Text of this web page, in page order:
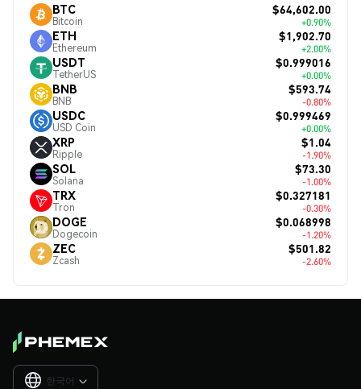
BTC
Bitcoin
$64,602.00
+0.90%
ETH
Ethereum
$1,902.70
+2.00%
USDT
TetherUS
$0.999016
+0.00%
BNB
BNB
$593.74
-0.80%
USDC
USD Coin
$0.999469
+0.00%
XRP
Ripple
$1.04
-1.90%
SOL
Solana
$73.30
-1.00%
TRX
Tron
$0.327181
-0.30%
DOGE
Dogecoin
$0.068998
-1.20%
ZEC
Zcash
$501.82
-2.60%
한국어 